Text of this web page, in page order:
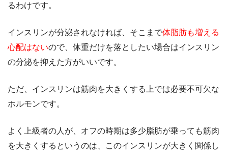
るわけです。
インスリンが分泌されなければ、そこまで体脂肪も増える
心配はないので、体重だけを落としたい場合はインスリン
の分泌を抑えた方がいいです。
ただ、インスリンは筋肉を大きくする上では必要不可欠な
ホルモンです。
よく上級者の人が、オフの時期は多少脂肪が乗っても筋肉
を大きくするというのは、このインスリンが大きく関係し